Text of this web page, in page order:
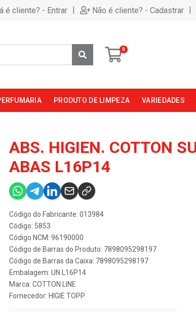
é cliente? - Entrar | Não é cliente? - Cadastrar |
0
PRODUTO DE LIMPEZA VARIEDADES
ABS. HIGIEN. COTTON
ABAS L16P14
Código do Fabricante: 013984
Código: 5853
Código NCM: 96190000
Código de Barras do Produto: 7898095298197
Código de Barras da Caixa: 7898095298197
Embalagem: UN L16P14
Marca: COTTON LINE
Fornecedor: HIGIE TOPP